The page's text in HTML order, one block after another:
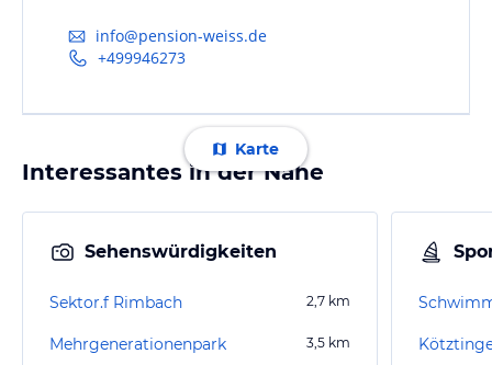
info@pension-weiss.de
+499946273
Karte
Interessantes in der Nähe
Sehenswürdigkeiten
Sektor.f Rimbach 2,7 km
Mehrgenerationenpark 3,5 km